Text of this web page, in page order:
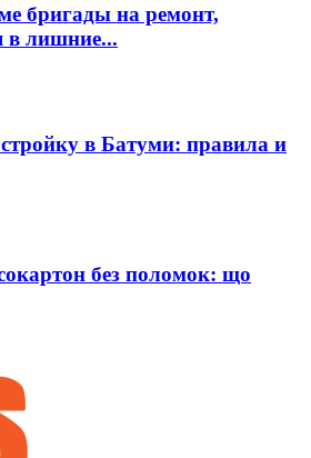
бригады на ремонт,
в лишние...
в Батуми: правила и
без поломок: що